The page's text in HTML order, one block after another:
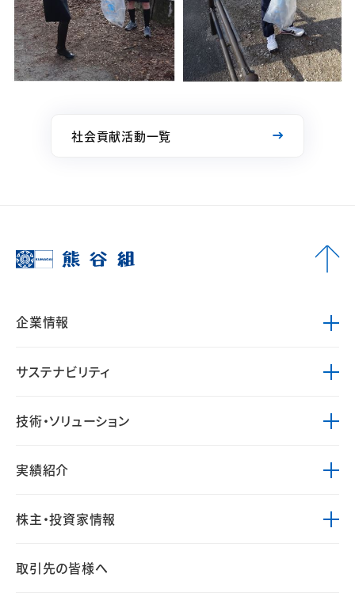
社会貢献活動一覧
企業情報
サステナビリティ
技術・ソリューション
実績紹介
株主・投資家情報
取引先の皆様へ